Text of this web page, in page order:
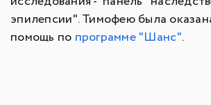
эпилепсии". Тимофею была
помощь по программе "Шанс".